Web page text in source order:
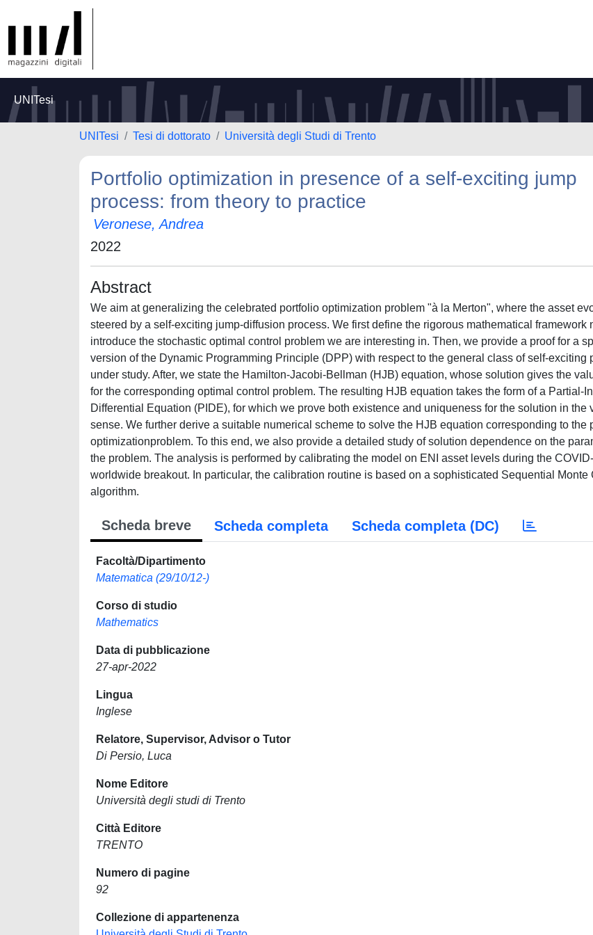
UNITesi
UNITesi Tesi di dottorato Università degli Studi di Trento
Portfolio optimization in presence of a self-exciting jump
process: from theory to practice
Veronese, Andrea
2022
Abstract
We aim at generalizing the celebrated portfolio optimization problem "à la Merton", where the asset
steered by a self-exciting jump-diffusion process. We first define the rigorous mathematical framework
introduce the stochastic optimal control problem we are interesting in. Then, we provide a proof for a
version of the Dynamic Programming Principle (DPP) with respect to the general class of self-exciting
under study. After, we state the Hamilton-Jacobi-Bellman (HJB) equation, whose solution gives the
for the corresponding optimal control problem. The resulting HJB equation takes the form of a Partial-
Differential Equation (PIDE), for which we prove both existence and uniqueness for the solution in the
sense. We further derive a suitable numerical scheme to solve the HJB equation corresponding to the
optimizationproblem. To this end, we also provide a detailed study of solution dependence on the
the problem. The analysis is performed by calibrating the model on ENI asset levels during the
worldwide breakout. In particular, the calibration routine is based on a sophisticated Sequential Monte
algorithm.
Scheda breve Scheda completa Scheda completa (DC)
Facoltà/Dipartimento
Matematica (29/10/12-)
Corso di studio
Mathematics
Data di pubblicazione
27-apr-2022
Lingua
Inglese
Relatore, Supervisor, Advisor o Tutor
Di Persio, Luca
Nome Editore
Università degli studi di Trento
Città Editore
TRENTO
Numero di pagine
92
Collezione di appartenenza